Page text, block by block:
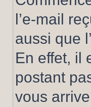
l’e-mail
aussi que
En effet, il
postant
vous